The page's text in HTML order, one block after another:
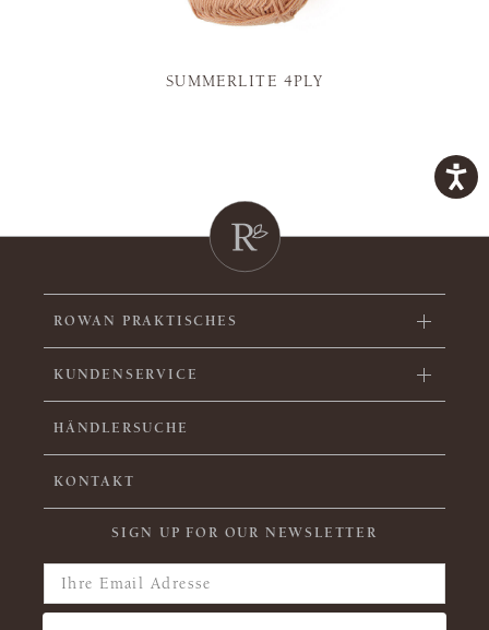
SUMMERLITE 4PLY
ROWAN PRAKTISCHES
KUNDENSERVICE
HÄNDLERSUCHE
KONTAKT
SIGN UP FOR OUR NEWSLETTER